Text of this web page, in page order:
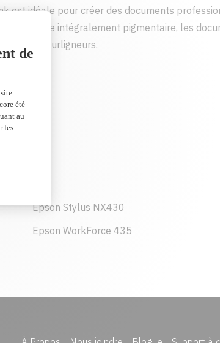
est idéale pour créer des documents
d'encre intégralement pigmentaire, les
et aux surligneurs.
Epson Stylus NX430
Epson WorkForce 435